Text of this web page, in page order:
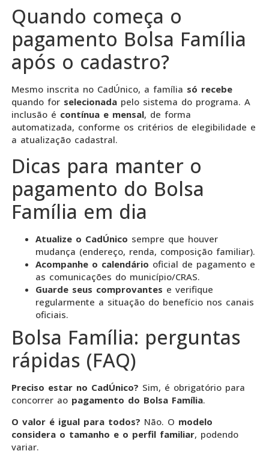
Quando começa o
pagamento Bolsa Família
após o cadastro?
Mesmo inscrita no CadÚnico, a família só recebe
quando for selecionada pelo sistema do programa. A
inclusão é contínua e mensal, de forma
automatizada, conforme os critérios de elegibilidade e
a atualização cadastral.
Dicas para manter o
pagamento do Bolsa
Família em dia
Atualize o CadÚnico sempre que houver
mudança (endereço, renda, composição familiar).
Acompanhe o calendário oficial de pagamento e
as comunicações do município/CRAS.
Guarde seus comprovantes e verifique
regularmente a situação do benefício nos canais
oficiais.
Bolsa Família: perguntas
rápidas (FAQ)
Preciso estar no CadÚnico? Sim, é obrigatório para
concorrer ao pagamento do Bolsa Família.
O valor é igual para todos? Não. O modelo
considera o tamanho e o perfil familiar, podendo
variar.